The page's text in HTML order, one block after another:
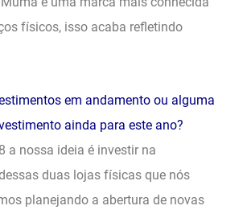
físicos, isso acaba refletindo
em andamento ou alguma
ainda para este ano?
a nossa ideia é investir na
duas lojas físicas que nós
planejando a abertura de novas